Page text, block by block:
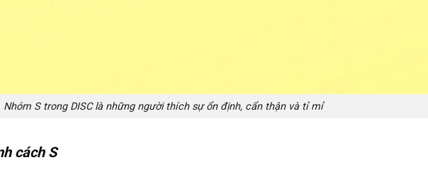
Nhóm S trong DISC là những người thích sự ổn định, cẩn thận và tỉ mỉ
cách S